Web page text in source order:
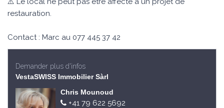
restauration.
Contact : Marc au 077 445 37 42
Demander plus d'infos
VestaSWISS Immobilier Sàrl
Chris Mounoud
+41 79 622 5692